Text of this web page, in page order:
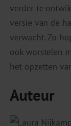
verder te
versie van de
verwacht. Zo
ook worstelen
het opzetten
Auteur